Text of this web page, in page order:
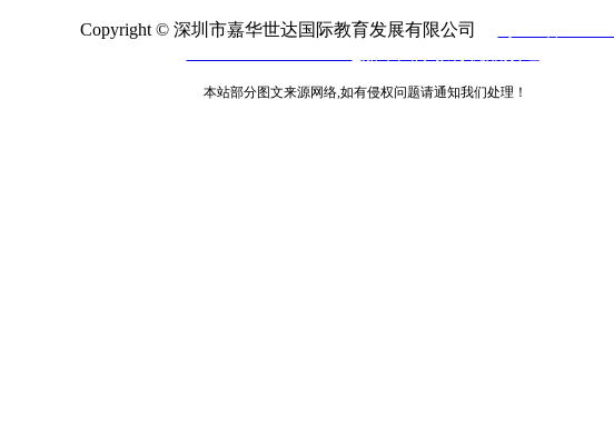
Copyright © 深圳市嘉华世达国际教育发展有限公司
本站部分图文来源网络,如有侵权问题请通知我们处理！